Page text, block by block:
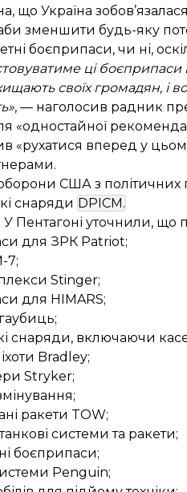
що Україна
зменшити будь-яку
боєприпаси, чи ні,
ці боєприпаси
своїх громадян, і
, — наголосив радник
«одностайної
вперед у
США з
снаряди DPICM.
У Пентагоні уточнили, що
для ЗРК Patriot;
7;
Stinger;
для HIMARS;
снаряди, включаючи
Bradley;
Stryker;
ракети TOW;
системи та ракети;
боєприпаси;
Penguin;